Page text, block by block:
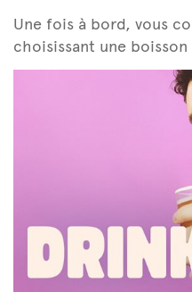
Une fois à bord, vous
choisissant une